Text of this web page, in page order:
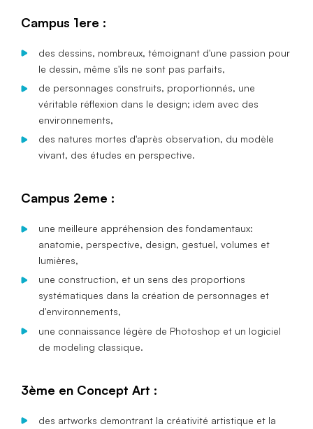
Campus 1ere :
des dessins, nombreux, témoignant d'une passion pour
le dessin, même s'ils ne sont pas parfaits,
de personnages construits, proportionnés, une
véritable réflexion dans le design; idem avec des
environnements,
des natures mortes d'après observation, du modèle
vivant, des études en perspective.
Campus 2eme :
une meilleure appréhension des fondamentaux:
anatomie, perspective, design, gestuel, volumes et
lumières,
une construction, et un sens des proportions
systématiques dans la création de personnages et
d'environnements,
une connaissance légère de Photoshop et un logiciel
de modeling classique.
3ème en Concept Art :
des artworks demontrant la créativité artistique et la